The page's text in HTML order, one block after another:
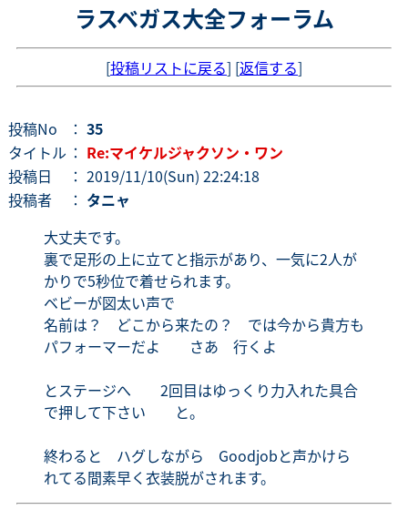
ラスベガス大全フォーラム
[投稿リストに戻る] [返信する]
投稿No ： 35
タイトル ： Re:マイケルジャクソン・ワン
投稿日
： 2019/11/10(Sun) 22:24:18
投稿者
： タニャ
大丈夫です。
裏で足形の上に立てと指示があり、一気に2人が
かりで5秒位で着せられます。
ベビーが図太い声で
名前は？ どこから来たの？ では今から貴方も
パフォーマーだよ さあ 行くよ
とステージへ 2回目はゆっくり力入れた具合
で押して下さい と。
終わると ハグしながら Goodjobと声かけら
れてる間素早く衣装脱がされます。